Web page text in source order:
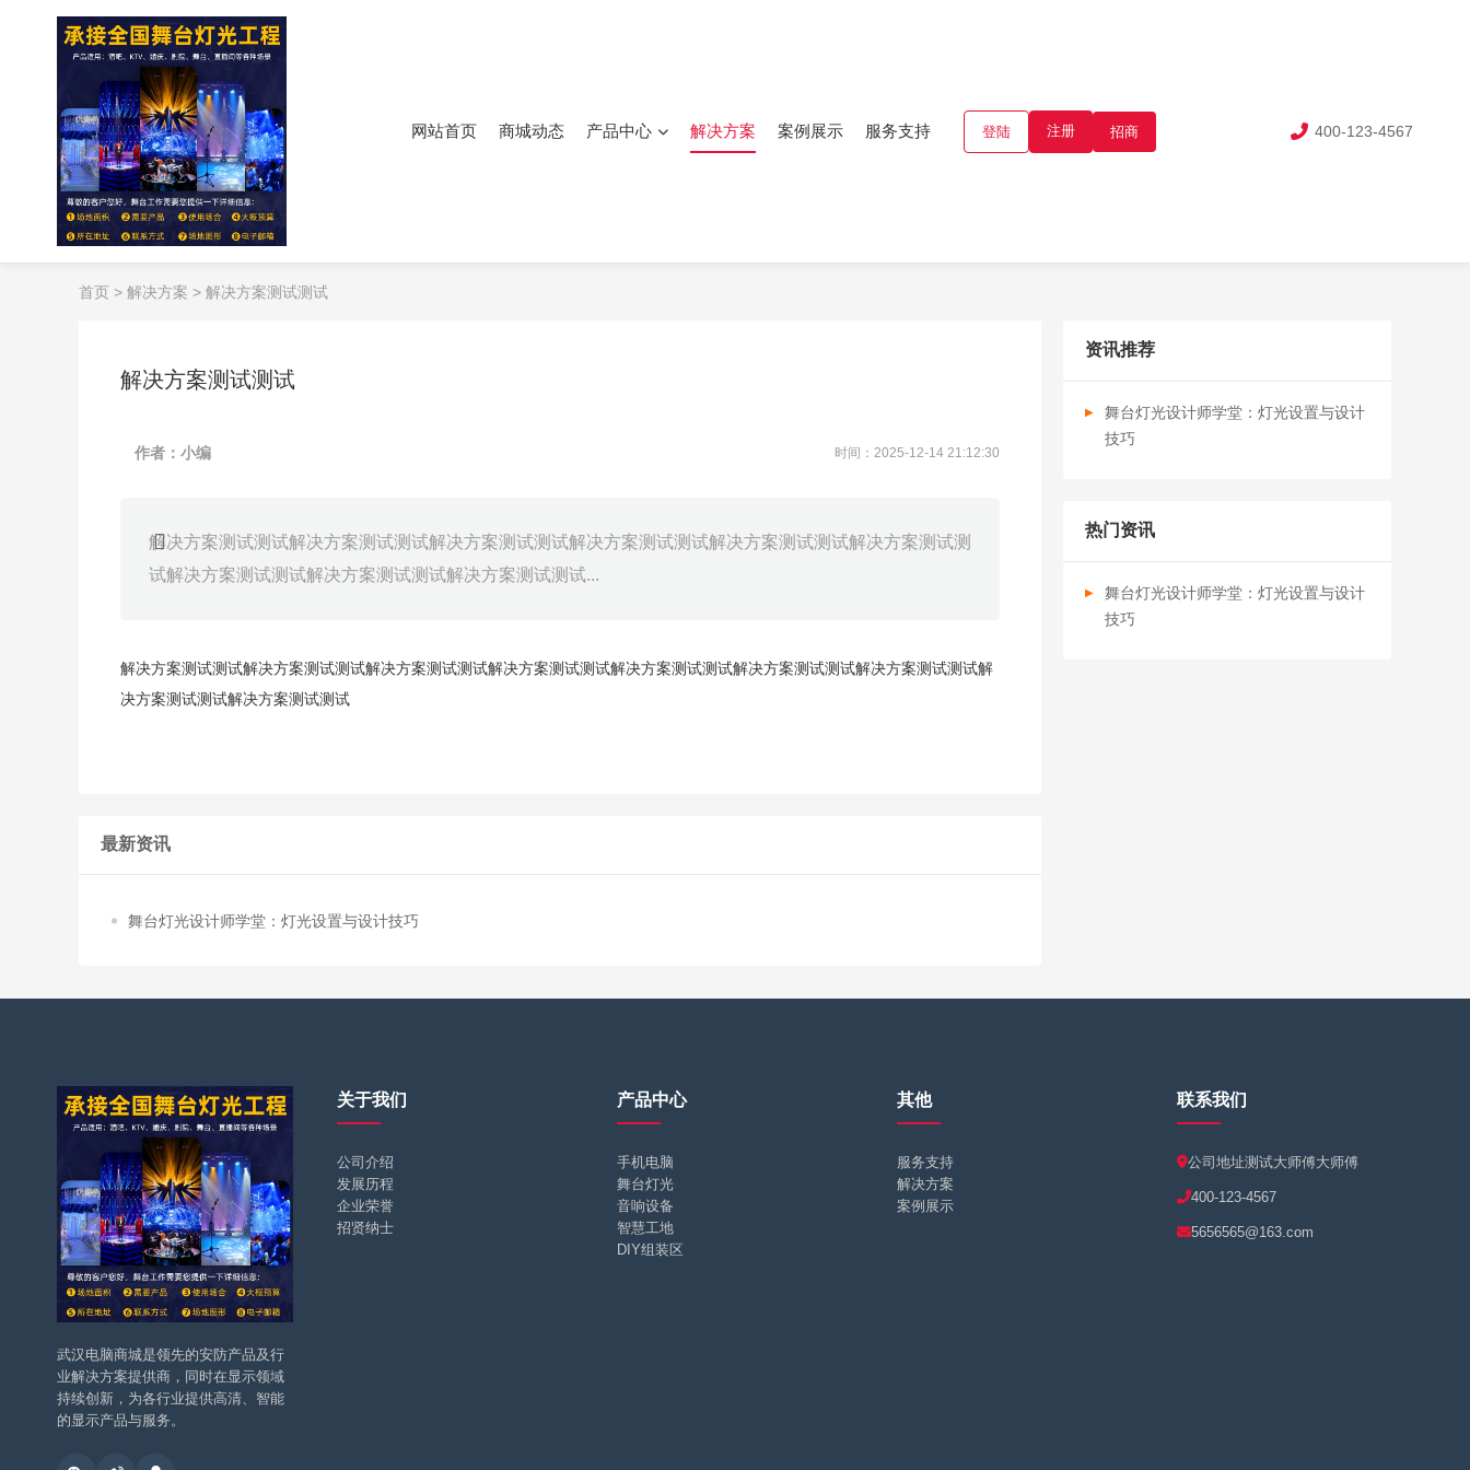
网站首页 商城动态 产品中心 解决方案 案例展示 服务支持 登陆 注册 招商 400-123-4567
首页 > 解决方案 > 解决方案测试测试
解决方案测试测试
作者：小编 时间：2025-12-14 21:12:30
解决方案测试测试解决方案测试测试解决方案测试测试解决方案测试测试解决方案测试测试解决方案测试测
试解决方案测试测试解决方案测试测试解决方案测试测试...
解决方案测试测试解决方案测试测试解决方案测试测试解决方案测试测试解决方案测试测试解决方案测试测试解决方案测试测试解
决方案测试测试解决方案测试测试
最新资讯
舞台灯光设计师学堂：灯光设置与设计技巧
资讯推荐
舞台灯光设计师学堂：灯光设置与设计
技巧
热门资讯
舞台灯光设计师学堂：灯光设置与设计
技巧
武汉电脑商城是领先的安防产品及行
业解决方案提供商，同时在显示领域
持续创新，为各行业提供高清、智能
的显示产品与服务。
关于我们
公司介绍
发展历程
企业荣誉
招贤纳士
产品中心
手机电脑
舞台灯光
音响设备
智慧工地
DIY组装区
其他
服务支持
解决方案
案例展示
联系我们
公司地址测试大师傅大师傅
400-123-4567
5656565@163.com